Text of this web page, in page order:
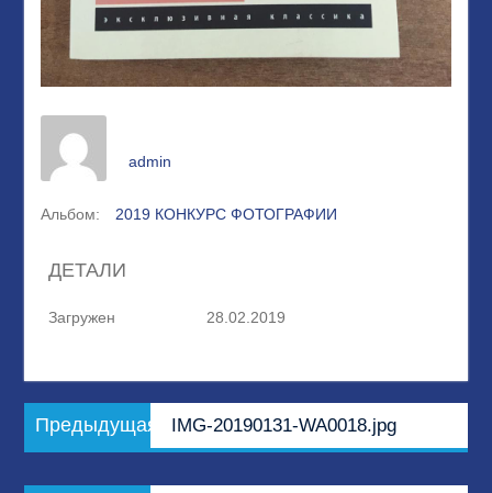
admin
Альбом: 2019 КОНКУРС ФОТОГРАФИИ
ДЕТАЛИ
Загружен 28.02.2019
Навигация
по
Предыдущая
запись:
IMG-20190131-WA0018.jpg